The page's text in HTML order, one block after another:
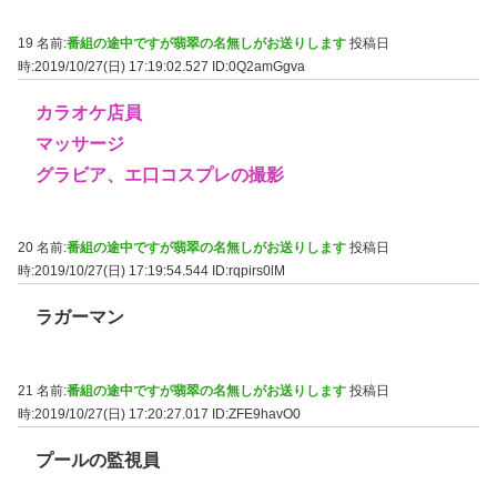
19 名前:番組の途中ですが翡翠の名無しがお送りします 投稿日
時:2019/10/27(日) 17:19:02.527 ID:0Q2amGgva
カラオケ店員
マッサージ
グラビア、エ口コスプレの撮影
20 名前:番組の途中ですが翡翠の名無しがお送りします 投稿日
時:2019/10/27(日) 17:19:54.544 ID:rqpirs0lM
ラガーマン
21 名前:番組の途中ですが翡翠の名無しがお送りします 投稿日
時:2019/10/27(日) 17:20:27.017
ID:ZFE9havO0
プールの監視員